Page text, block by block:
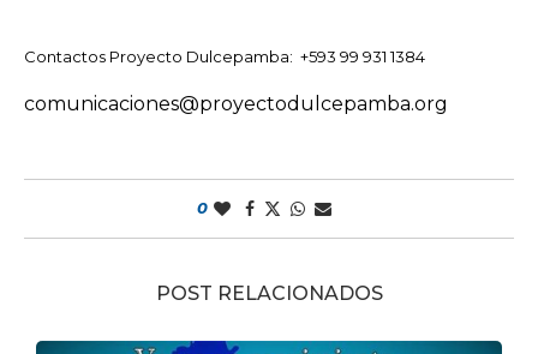
Contactos Proyecto Dulcepamba: +593 99 931 1384
comunicaciones@proyectodulcepamba.org
0
POST RELACIONADOS